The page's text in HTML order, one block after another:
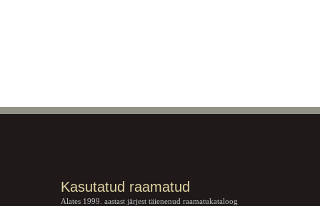
Kasutatud raamatud
Alates 1999. aastast järjest täienenud raamatukataloog